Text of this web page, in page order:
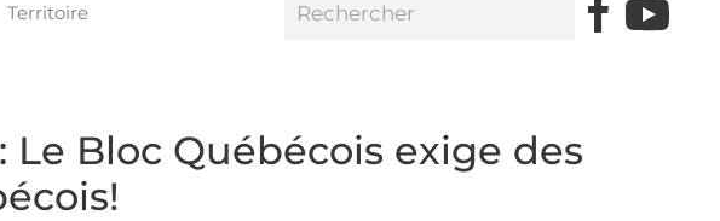
Territoire
Le Bloc Québécois exige des